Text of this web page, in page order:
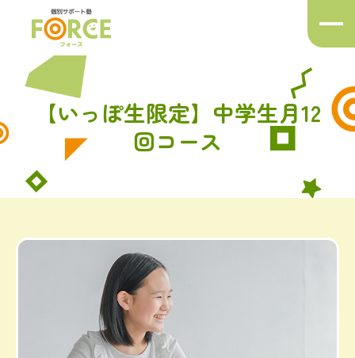
ニ
ボ
タ
ン
【いっぽ生限定】中学生月12
回コース